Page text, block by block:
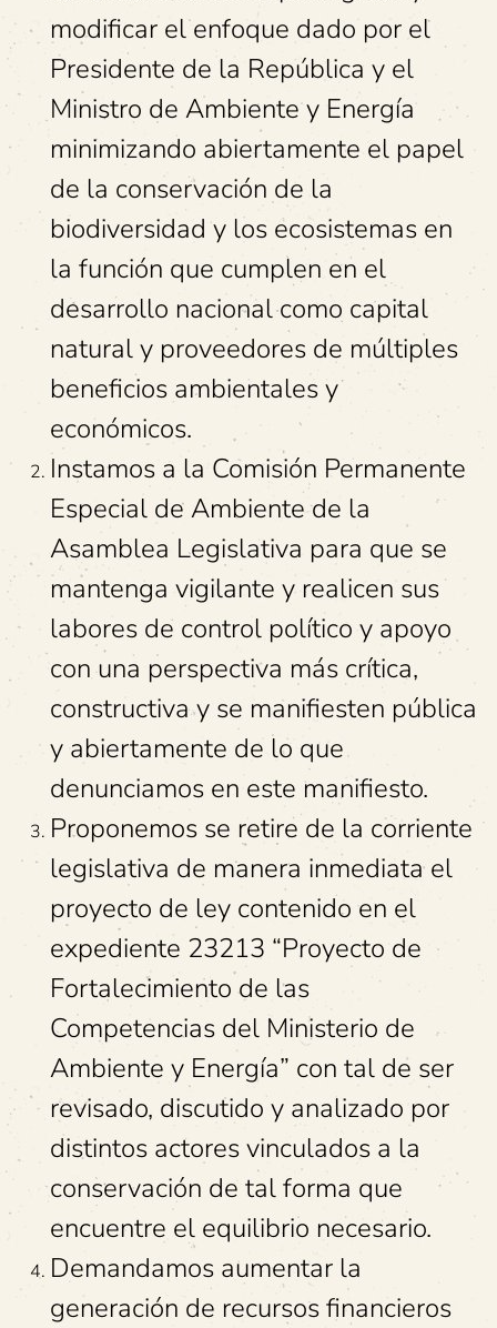
modificar el enfoque dado por el
Presidente de la República y el
Ministro de Ambiente y Energía
minimizando abiertamente el papel
de la conservación de la
biodiversidad y los ecosistemas en
la función que cumplen en el
desarrollo nacional como capital
natural y proveedores de múltiples
beneficios ambientales y
económicos.
Instamos a la Comisión Permanente
Especial de Ambiente de la
Asamblea Legislativa para que se
mantenga vigilante y realicen sus
labores de control político y apoyo
con una perspectiva más crítica,
constructiva y se manifiesten pública
y abiertamente de lo que
denunciamos en este manifiesto.
Proponemos se retire de la corriente
legislativa de manera inmediata el
proyecto de ley contenido en el
expediente 23213 “Proyecto de
Fortalecimiento de las
Competencias del Ministerio de
Ambiente y Energía” con tal de ser
revisado, discutido y analizado por
distintos actores vinculados a la
conservación de tal forma que
encuentre el equilibrio necesario.
Demandamos aumentar la
generación de recursos financieros